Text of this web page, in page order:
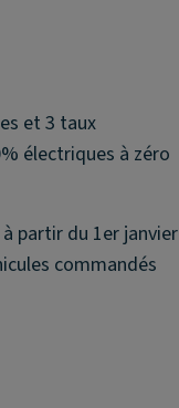
et 3 taux
électriques à zéro
partir du 1er janvier
commandés